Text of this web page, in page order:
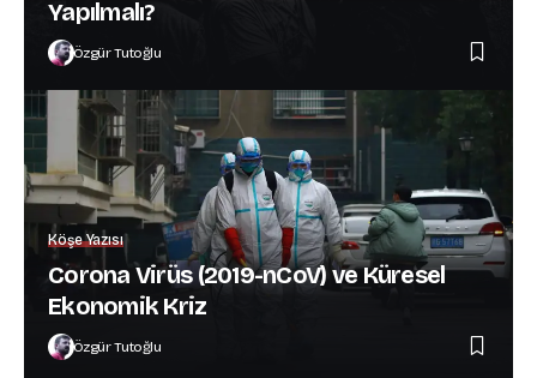
Yapılmalı?
Özgür Tutoğlu
Köşe Yazısı
Corona Virüs (2019-nCoV) ve Küresel
Ekonomik Kriz
Özgür Tutoğlu